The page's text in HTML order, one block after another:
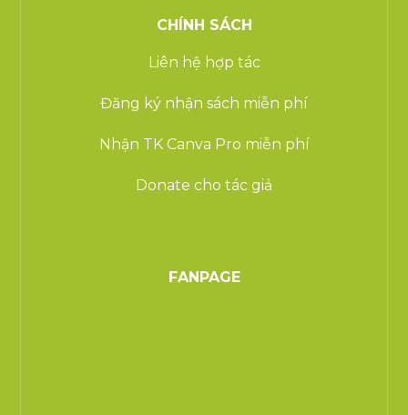
CHÍNH SÁCH
Liên hệ hợp tác
Đăng ký nhận sách miễn phí
Nhận TK Canva Pro miễn phí
Donate cho tác giả
FANPAGE